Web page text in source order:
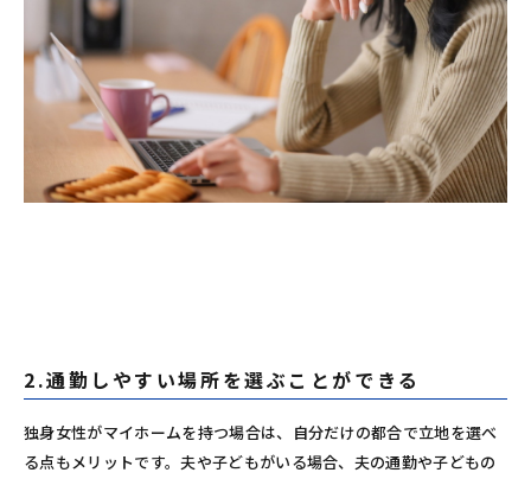
2.通勤しやすい場所を選ぶことができる
独身女性がマイホームを持つ場合は、自分だけの都合で立地を選べ
る点もメリットです。夫や子どもがいる場合、夫の通勤や子どもの